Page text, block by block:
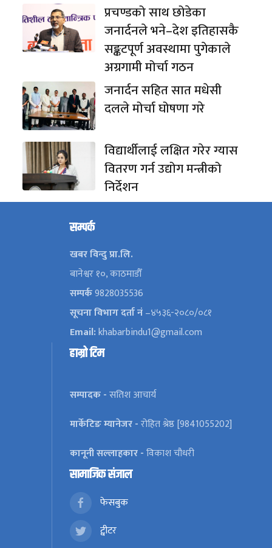
प्रचण्डको साथ छोडेका
जनार्दनले भने–देश इतिहासकै
सङ्कटपूर्ण अवस्थामा पुगेकाले
अग्रगामी मोर्चा गठन
जनार्दन सहित सात मधेसी
दलले मोर्चा घोषणा गरे
विद्यार्थीलाई लक्षित गरेर ग्यास
वितरण गर्न उद्योग मन्त्रीको
निर्देशन
सम्पर्क
खबर विन्दु प्रा.लि.
बानेश्वर १०, काठमाडौँ
सम्पर्क9828035536
सूचना विभाग दर्ता नं–४५३६-२०८०/०८१
Email:khabarbindu1@gmail.com
हाम्रो टिम
सम्पादक -सतिश आचार्य
मार्केटिङ म्यानेजर -रोहित श्रेष्ठ [9841055202]
कानूनी सल्लाहकार -विकाश चौधरी
सामाजिक संजाल
फेसबुक
ट्वीटर